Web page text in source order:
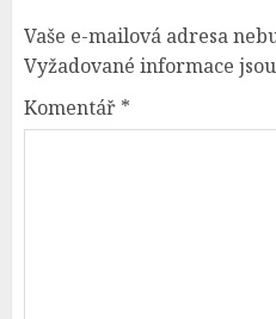
Vaše e-mailová adresa
Vyžadované informace
Komentář *